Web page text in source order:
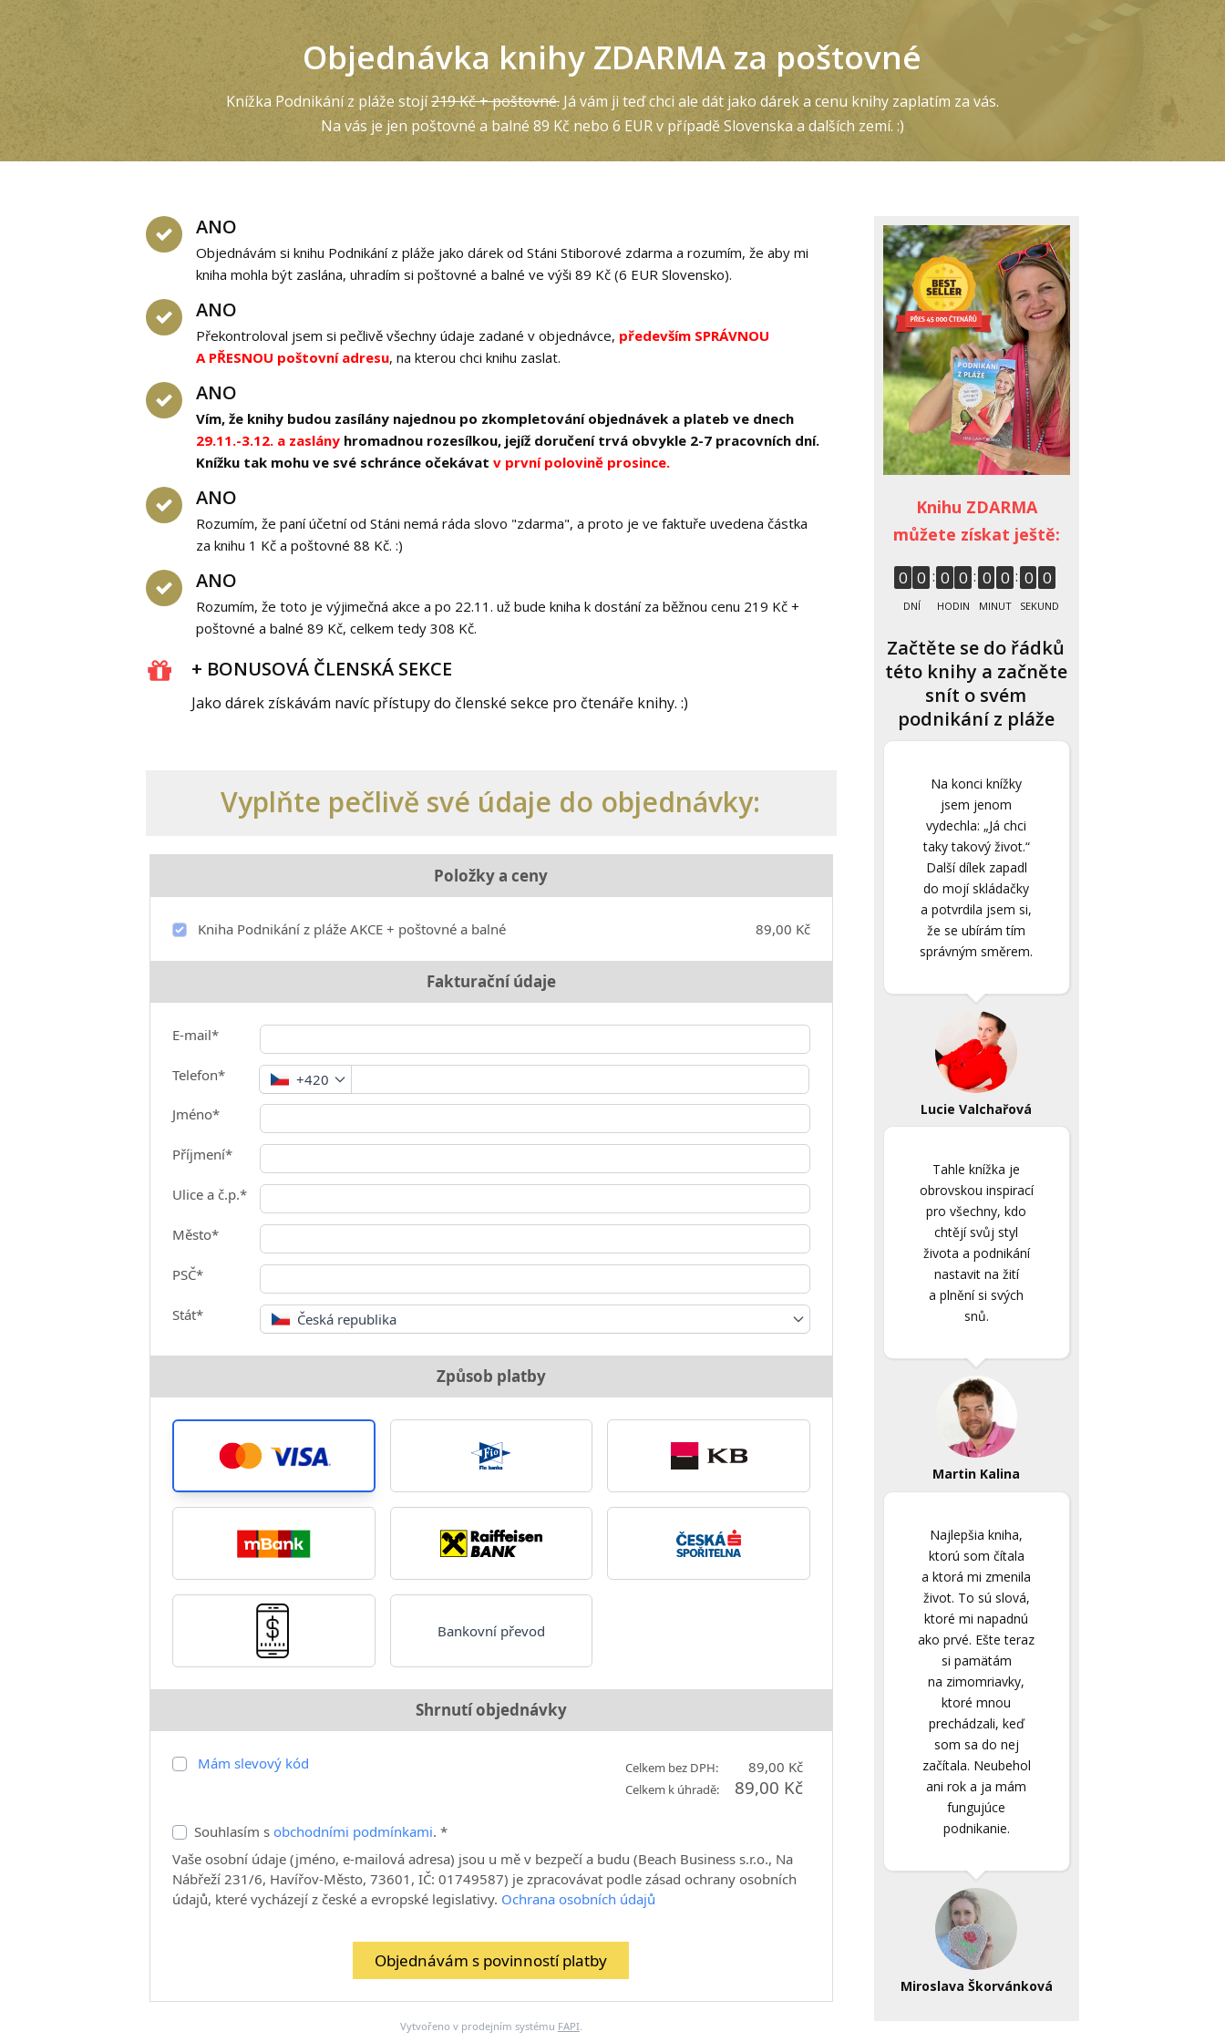
Objednávka knihy ZDARMA za poštovné
Knížka Podnikání z pláže stojí219 Kč + poštovné. Já vám ji teď chci ale dát jako dárek a cenu knihy zaplatím za vás.
Na vás je jen poštovné a balné 89 Kč nebo 6 EUR v případě Slovenska a dalších zemí. :)
ANO
Objednávám si knihu Podnikání z pláže jako dárek od Stáni Stiborové zdarma a rozumím, že aby mi
kniha mohla být zaslána, uhradím si poštovné a balné ve výši 89 Kč (6 EUR Slovensko).
ANO
Překontroloval jsem si pečlivě všechny údaje zadané v objednávce, především SPRÁVNOU
A PŘESNOU poštovní adresu, na kterou chci knihu zaslat.
ANO
Vím, že knihy budou zasílány najednou po zkompletování objednávek a plateb ve dnech
29.11.-3.12. a zaslány hromadnou rozesílkou, jejíž doručení trvá obvykle 2-7 pracovních dní.
Knížku tak mohu ve své schránce očekávat v první polovině prosince.
ANO
Rozumím, že paní účetní od Stáni nemá ráda slovo "zdarma", a proto je ve faktuře uvedena částka
za knihu 1 Kč a poštovné 88 Kč. :)
ANO
Rozumím, že toto je výjimečná akce a po 22.11. už bude kniha k dostání za běžnou cenu 219 Kč +
poštovné a balné 89 Kč, celkem tedy 308 Kč.
+ BONUSOVÁ ČLENSKÁ SEKCE
Jako dárek získávám navíc přístupy do členské sekce pro čtenáře knihy. :)
Vyplňte pečlivě své údaje do objednávky:
Položky a ceny
Kniha Podnikání z pláže AKCE + poštovné a balné 89,00 Kč
Fakturační údaje
E-mail*
Telefon*
+420
Jméno*
Příjmení*
Ulice a č.p.*
Město*
PSČ*
Stát* Česká republika
Způsob platby
Bankovní převod
Shrnutí objednávky
Mám slevový kód Celkem bez DPH: 89,00 Kč
Celkem k úhradě: 89,00 Kč
Souhlasím s obchodními podmínkami. *
Vaše osobní údaje (jméno, e-mailová adresa) jsou u mě v bezpečí a budu (Beach Business s.r.o., Na
Nábřeží 231/6, Havířov-Město, 73601, IČ: 01749587) je zpracovávat podle zásad ochrany osobních
údajů, které vycházejí z české a evropské legislativy. Ochrana osobních údajů
Objednávám s povinností platby
Vytvořeno v prodejním systému FAPI.
Knihu ZDARMA
můžete získat ještě:
0 0
DNÍ
0 0
HODIN
0 0
MINUT
0 0
SEKUND
Začtěte se do řádků
této knihy a začněte
snít o svém
podnikání z pláže
Na konci knížky
jsem jenom
vydechla: „Já chci
taky takový život.“
Další dílek zapadl
do mojí skládačky
a potvrdila jsem si,
že se ubírám tím
správným směrem.
Lucie Valchařová
Tahle knížka je
obrovskou inspirací
pro všechny, kdo
chtějí svůj styl
života a podnikání
nastavit na žití
a plnění si svých
snů.
Martin Kalina
Najlepšia kniha,
ktorú som čítala
a ktorá mi zmenila
život. To sú slová,
ktoré mi napadnú
ako prvé. Ešte teraz
si pamätám
na zimomriavky,
ktoré mnou
prechádzali, keď
som sa do nej
začítala. Neubehol
ani rok a ja mám
fungujúce
podnikanie.
Miroslava Škorvánková